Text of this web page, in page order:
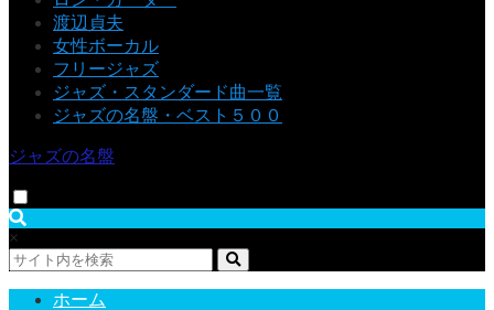
渡辺貞夫
女性ボーカル
フリージャズ
ジャズ・スタンダード曲一覧
ジャズの名盤・ベスト５００
ジャズの名盤
×
ホーム